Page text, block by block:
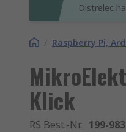
Distrelec
/ Raspberry Pi,
Klick
RS Best.-Nr.: 199-